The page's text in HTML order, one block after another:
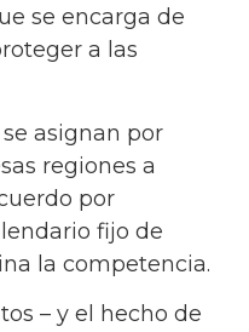
se encarga de
a las
asignan por
regiones a
por
fijo de
la competencia.
– y el hecho de